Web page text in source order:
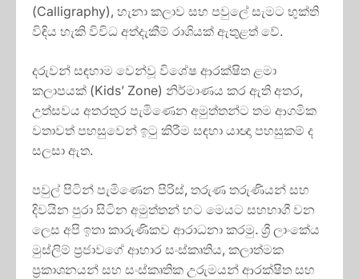
(Calligraphy), හැනා කලාව සහ පවුලේ සැමට භුක්ති
විඳිය හැකි විවිධ අත්දැකීම් රාශියක් ඇතුළත් වේ.
දරුවන් සඳහාම වෙන්වූ විශේෂ ආරක්ෂිත ළමා
කලාපයක් (Kids’ Zone) නිර්මාණය කර ඇති අතර,
උත්සවය අතරතුර පැමිණෙන අමුත්තන්ට තම ආගමික
වතාවත් පහසුවෙන් ඉටු කිරීම සඳහා යාඥා පහසුකම් ද
සලසා ඇත.
පවුල් පිටින් පැමිණෙන පිරිස්, තරුණ තරුණියන් සහ
දිවයින පුරා සිටින අමුත්තන් හට මෙයට සහභාගී වන
ලෙස අපි ඉතා කාරුණිකව ආරාධනා කරමු. ශ්‍රී ලාංකේය
මුස්ලිම් ප්‍රජාවගේ ආහාර සංස්කෘතිය, කලාත්මක
ප්‍රකාශනයන් සහ සංස්කෘතික උරුමයන් ආරක්ෂිත සහ